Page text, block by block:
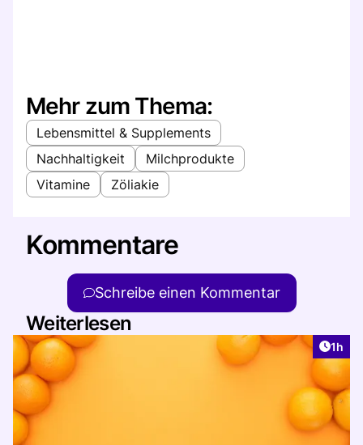
Mehr zum Thema:
Lebensmittel & Supplements
Nachhaltigkeit
Milchprodukte
Vitamine
Zöliakie
Kommentare
Schreibe einen Kommentar
Weiterlesen
1h